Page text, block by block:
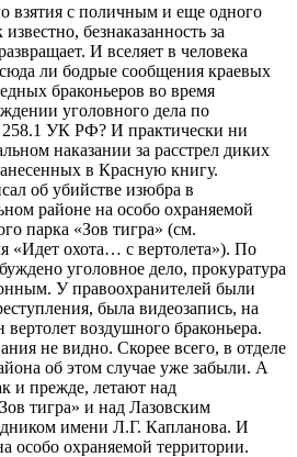
взятия с поличным и еще одного
безнаказанность за
И вселяет в человека
ли бодрые сообщения краевых
браконьеров во время
уголовного дела по
258.1 УК РФ? И практически ни
наказании за расстрел диких
в Красную книгу.
об убийстве изюбра в
районе на особо охраняемой
парка «Зов тигра» (см.
«Идет охота… с вертолета»). По
уголовное дело, прокуратура
У правоохранителей были
была видеозапись, на
вертолет воздушного браконьера.
не видно. Скорее всего, в отделе
об этом случае уже забыли. А
и прежде, летают над
тигра» и над Лазовским
имени Л.Г. Капланова. И
особо охраняемой территории.